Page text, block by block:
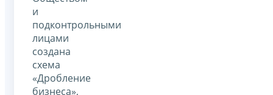
и
подконтрольными
лицами
создана
схема
«Дробление
бизнеса»,